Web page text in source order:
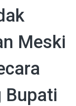
Meski
Bupati